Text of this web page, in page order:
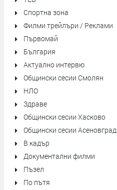
Спортна зона
Филми трейлъри / Реклами
Първомай
България
Актуално интервю
Общински сесии Смолян
НЛО
Здраве
Общински сесии Хасково
Общински сесии Асеновград
В кадър
Документални филми
Пъзел
По пътя